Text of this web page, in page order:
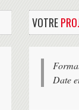
VOTRE
Date